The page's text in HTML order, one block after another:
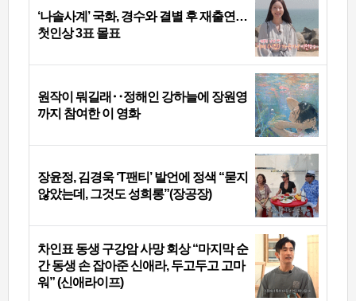
‘나솔사계’ 국화, 경수와 결별 후 재출연…
첫인상 3표 몰표
원작이 뭐길래‥정해인 강하늘에 장원영
까지 참여한 이 영화
장윤정, 김경욱 ‘T팬티’ 발언에 정색 “묻지
않았는데, 그것도 성희롱”(장공장)
차인표 동생 구강암 사망 회상 “마지막 순
간 동생 손 잡아준 신애라, 두고두고 고마
워” (신애라이프)